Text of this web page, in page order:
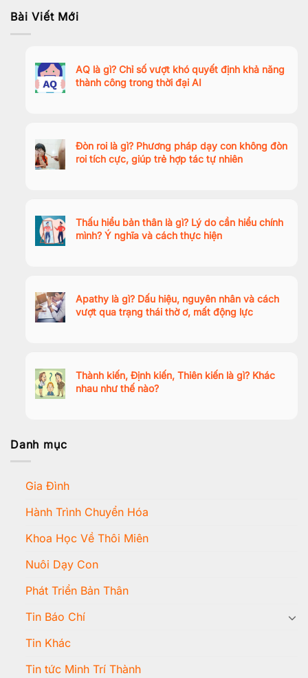
Bài Viết Mới
AQ là gì? Chỉ số vượt khó quyết định khả năng
thành công trong thời đại AI
Đòn roi là gì? Phương pháp dạy con không đòn
roi tích cực, giúp trẻ hợp tác tự nhiên
Thấu hiểu bản thân là gì? Lý do cần hiểu chính
mình? Ý nghĩa và cách thực hiện
Apathy là gì? Dấu hiệu, nguyên nhân và cách
vượt qua trạng thái thờ ơ, mất động lực
Thành kiến, Định kiến, Thiên kiến là gì? Khác
nhau như thế nào?
Danh mục
Gia Đình
Hành Trình Chuyển Hóa
Khoa Học Về Thôi Miên
Nuôi Dạy Con
Phát Triển Bản Thân
Tin Báo Chí
Tin Khác
Tin tức Minh Trí Thành